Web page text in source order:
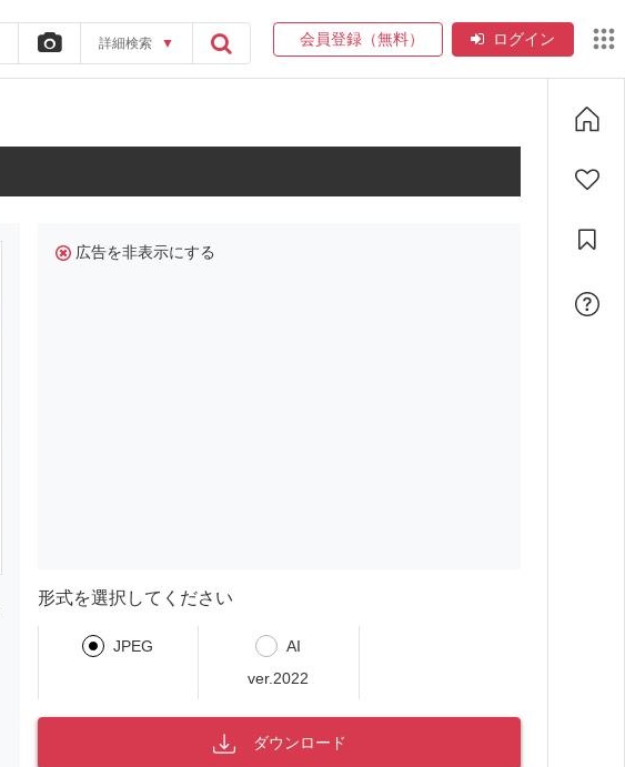
詳細検索 ▼ 会員登録（無料） ログイン
広告を非表示にする
形式を選択してください
JPEG
AI
ver.2022
ダウンロード